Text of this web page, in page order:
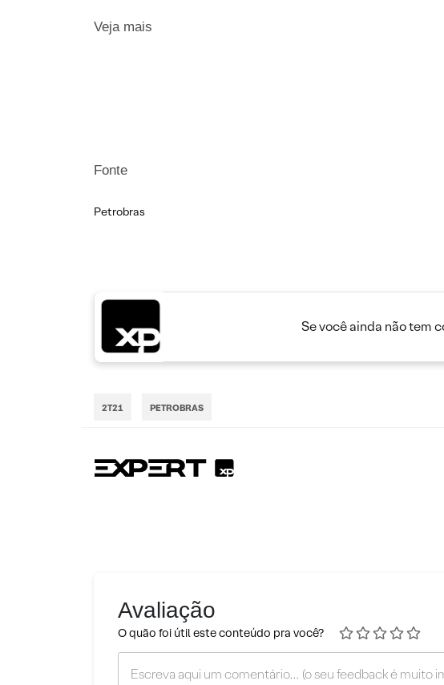
Veja mais
Fonte
Petrobras
Se você ainda não tem
2T21 PETROBRAS
Avaliação
O quão foi útil este conteúdo pra você?